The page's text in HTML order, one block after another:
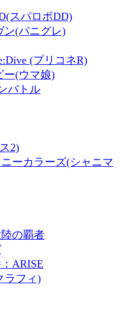
スパロボDD)
ン(パニグレ)
(プリコネR)
ー(ウマ娘)
バトル
2)
ーカラーズ(シャニマ
の覇者
ARISE
ラフィ)